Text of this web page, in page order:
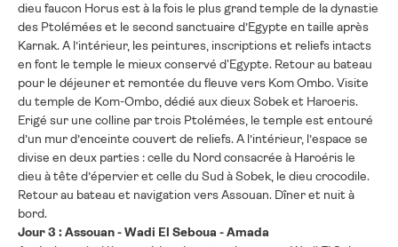
dieu faucon Horus est à la fois le plus grand temple de la dynastie
des Ptolémées et le second sanctuaire d’Egypte en taille après
Karnak. A l’intérieur, les peintures, inscriptions et reliefs intacts
en font le temple le mieux conservé d'Egypte. Retour au bateau
pour le déjeuner et remontée du fleuve vers Kom Ombo. Visite
du temple de Kom-Ombo, dédié aux dieux Sobek et Haroeris.
Erigé sur une colline par trois Ptolémées, le temple est entouré
d’un mur d’enceinte couvert de reliefs. A l’intérieur, l’espace se
divise en deux parties : celle du Nord consacrée à Haroéris le
dieu à tête d’épervier et celle du Sud à Sobek, le dieu crocodile.
Retour au bateau et navigation vers Assouan. Dîner et nuit à
bord.
Jour 3 : Assouan - Wadi El Seboua - Amada